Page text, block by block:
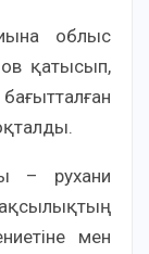
облыс
қатысып,
– рухани
мен